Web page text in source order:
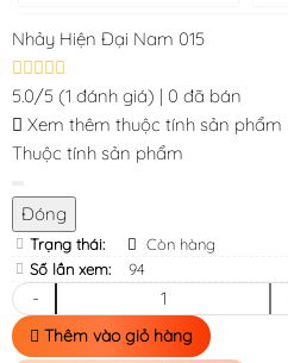
Nhảy Hiện Đại Nam 015
5.0/5 (1 đánh giá) | 0 đã bán
Xem thêm thuộc tính sản phẩm
Thuộc tính sản phẩm
Đóng
Trạng thái:
Còn hàng
Số lần xem:
94
-
Thêm vào giỏ hàng